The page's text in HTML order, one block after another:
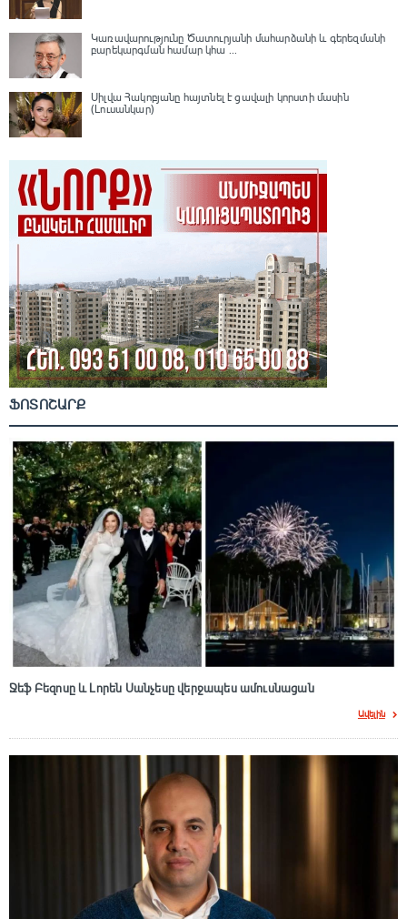
Կառավարությունը Ծատուրյանի մահարձանի և գերեզմանի
բարեկարգման համար կհա ...
Սիլվա Հակոբյանը հայտնել է ցավալի կորստի մասին
(Լուսանկար)
ՖՈՏՈՇԱՐՔ
Ջեֆ Բեզոսը և Լորեն Սանչեսը վերջապես ամուսնացան
Ավելին